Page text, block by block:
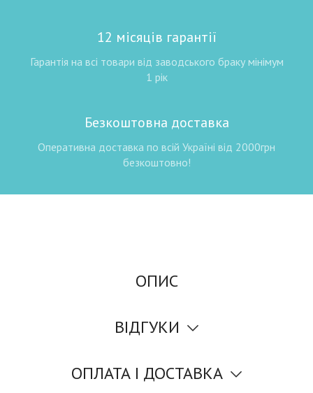
12 місяців гарантії
Гарантія на всі товари від заводського браку мінімум
1 рік
Безкоштовна доставка
Оперативна доставка по всій Україні від 2000грн
безкоштовно!
ОПИС
ВІДГУКИ
ОПЛАТА І ДОСТАВКА